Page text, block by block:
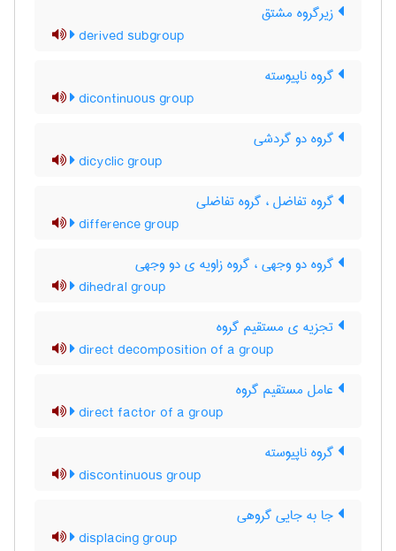
زیرگروه مشتق
derived subgroup
گروه ناپیوسته
dicontinuous group
گروه دو گردشی
dicyclic group
گروه تفاضل ، گروه تفاضلی
difference group
گروه دو وجهی ، گروه زاویه ی دو وجهی
dihedral group
تجزیه ی مستقیم گروه
direct decomposition of a group
عامل مستقیم گروه
direct factor of a group
گروه ناپیوسته
discontinuous group
جا به جایی گروهی
displacing group